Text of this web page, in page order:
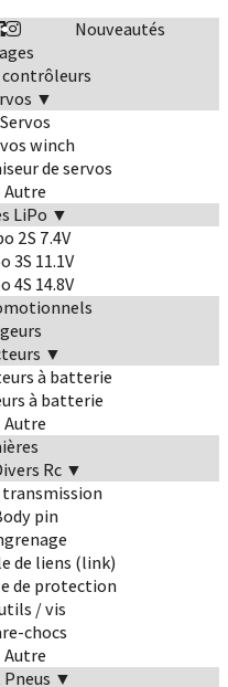
Nouveautés
▼
Servos
winch
de servos
Autre
LiPo ▼
2S 7.4V
3S 11.1V
4S 14.8V
▼
à batterie
à batterie
Autre
Rc ▼
transmission
pin
de liens (link)
de protection
/ vis
chocs
Autre
Pneus ▼